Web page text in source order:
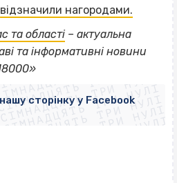
відзначили нагородами.
та області – актуальна
та інформативні новини
ТРИ НУЛІ
ТРИ НУЛІ
ТРИ НУЛІ
ТРИ НУЛІ
ТРИ НУЛІ
ТРИ НУЛІ
ТРИ НУЛІ
ТРИ НУЛІ
сторінку у Facebook